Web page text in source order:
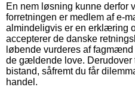
En nem løsning kunne derfor
forretningen er medlem af e-
almindeligvis er en erklæring
accepterer de danske
løbende vurderes af
de gældende love. Derudover
bistand, såfremt du får
handel.